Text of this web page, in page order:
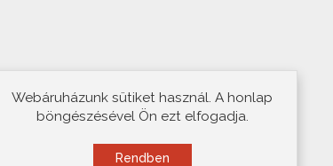
Webáruházunk sütiket használ. A honlap
böngészésével Ön ezt elfogadja.
Rendben